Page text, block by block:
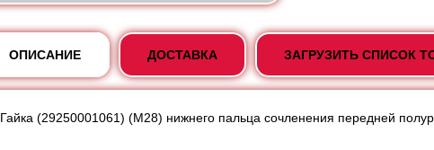
ОПИСАНИЕ ДОСТАВКА ЗАГРУЗИТЬ СПИСОК
Гайка (29250001061) (М28) нижнего пальца сочленения передней